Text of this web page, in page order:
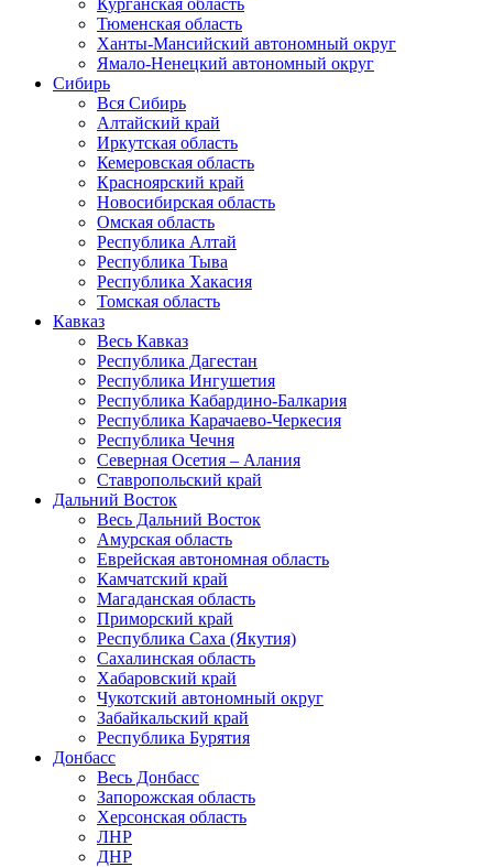
Курганская область
Тюменская область
Ханты-Мансийский автономный округ
Ямало-Ненецкий автономный округ
Сибирь
Вся Сибирь
Алтайский край
Иркутская область
Кемеровская область
Красноярский край
Новосибирская область
Омская область
Республика Алтай
Республика Тыва
Республика Хакасия
Томская область
Кавказ
Весь Кавказ
Республика Дагестан
Республика Ингушетия
Республика Кабардино-Балкария
Республика Карачаево-Черкесия
Республика Чечня
Северная Осетия – Алания
Ставропольский край
Дальний Восток
Весь Дальний Восток
Амурская область
Еврейская автономная область
Камчатский край
Магаданская область
Приморский край
Республика Саха (Якутия)
Сахалинская область
Хабаровский край
Чукотский автономный округ
Забайкальский край
Республика Бурятия
Донбасс
Весь Донбасс
Запорожская область
Херсонская область
ЛНР
ДНР